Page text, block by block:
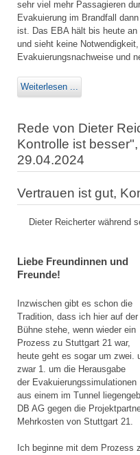
sehr viel mehr Passagieren
Evakuierung im Brandfall
ist. Das EBA hält bis heute
und sieht keine
Evakuierungsnachweise und
Weiterlesen ...
Rede von Dieter
Kontrolle ist
29.04.2024
Vertrauen ist gut,
Dieter Reicherter während
Liebe Freundinnen und
Freunde!
Inzwischen gibt es schon die
Tradition, dass ich hier auf der
Bühne stehe, wenn wieder ein
Prozess zu Stuttgart 21 war,
heute geht es sogar um zwei.
zwar 1. um die Herausgabe
der Evakuierungssimulationen
aus einem im Tunnel
DB AG gegen die
Mehrkosten von Stuttgart 21.
Ich beginne mit dem Prozess